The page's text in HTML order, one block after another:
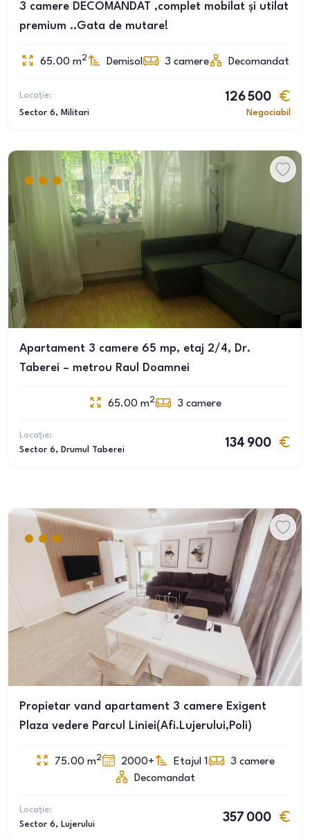
3 camere DECOMANDAT ,complet mobilat și utilat
premium ..Gata de mutare!
65.00 m2 Demisol 3 camere Decomandat
Locație:
Sector 6, Militari
126 500
Negociabil
Apartament 3 camere 65 mp, etaj 2/4, Dr.
Taberei – metrou Raul Doamnei
65.00 m2 3 camere
Locație:
Sector 6, Drumul Taberei
134 900
Propietar vand apartament 3 camere Exigent
Plaza vedere Parcul Liniei(Afi.Lujerului,Poli)
75.00 m2 2000+ Etajul 1 3 camere
Decomandat
Locație:
Sector 6, Lujerului
357 000